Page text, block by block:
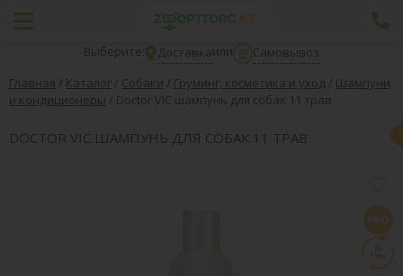
Выберите: Доставкаили
Самовывоз
Главная / Каталог / Собаки / Груминг, косметика и уход / Шампуни
и кондиционеры / Doctor VIC шампунь для собак 11 трав
DOCTOR VIC ШАМПУНЬ ДЛЯ СОБАК 11 ТРАВ